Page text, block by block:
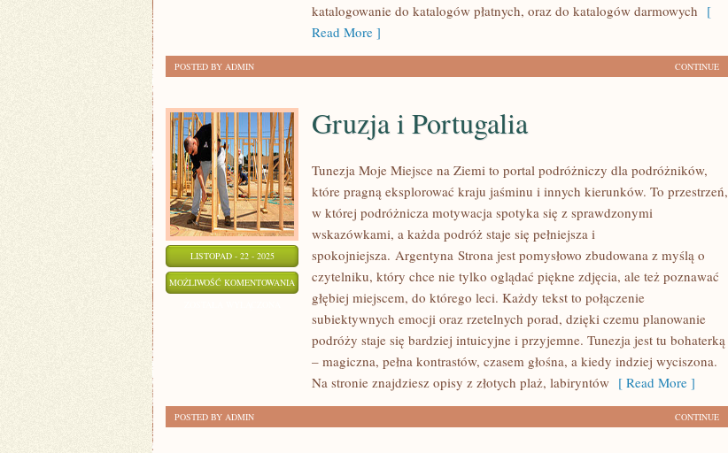
katalogowanie do katalogów płatnych, oraz do katalogów darmowych [
Read More ]
CONTINUE
POSTED BY ADMIN
LISTOPAD - 22 - 2025
MOŻLIWOŚĆ KOMENTOWANIA GRUZJA
PORTUGALIA
Gruzja i Portugalia
Tunezja Moje Miejsce na Ziemi to portal podróżniczy dla podróżników,
które pragną eksplorować kraju jaśminu i innych kierunków. To przestrzeń,
w której podróżnicza motywacja spotyka się z sprawdzonymi
wskazówkami, a każda podróż staje się pełniejsza i
spokojniejsza. Argentyna Strona jest pomysłowo zbudowana z myślą o
czytelniku, który chce nie tylko oglądać piękne zdjęcia, ale też poznawać
głębiej miejscem, do którego leci. Każdy tekst to połączenie
subiektywnych emocji oraz rzetelnych porad, dzięki czemu planowanie
podróży staje się bardziej intuicyjne i przyjemne. Tunezja jest tu bohaterką
– magiczna, pełna kontrastów, czasem głośna, a kiedy indziej wyciszona.
Na stronie znajdziesz opisy z złotych plaż, labiryntów [ Read More ]
CONTINUE
POSTED BY ADMIN